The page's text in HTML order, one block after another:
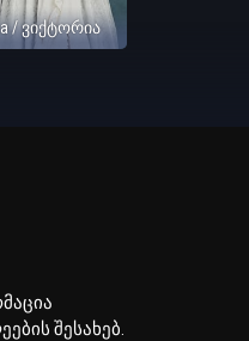
/ ვიქტორია
შესახებ.